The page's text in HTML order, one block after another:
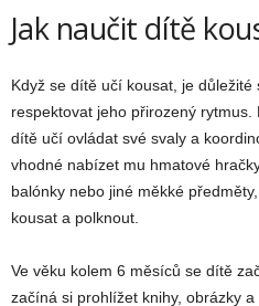
Jak naučit dítě
Když se dítě učí kousat, je důležité
respektovat jeho přirozený
dítě učí ovládat své svaly a
vhodné nabízet mu hmatové
balónky nebo jiné měkké
kousat a polknout.
Ve věku kolem 6 měsíců se dítě
začíná si prohlížet knihy, obrázky